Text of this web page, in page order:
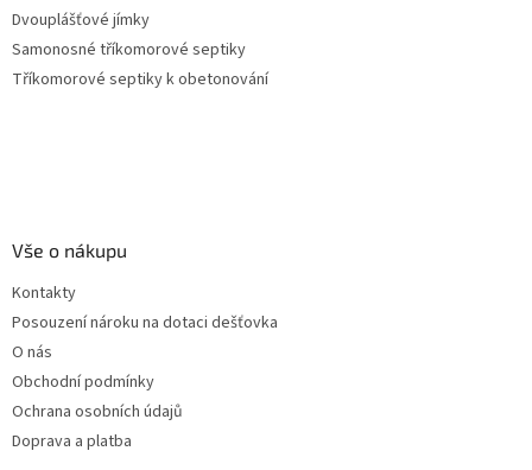
Dvouplášťové jímky
Samonosné tříkomorové septiky
Tříkomorové septiky k obetonování
Vše o nákupu
Kontakty
Posouzení nároku na dotaci dešťovka
O nás
Obchodní podmínky
Ochrana osobních údajů
Doprava a platba